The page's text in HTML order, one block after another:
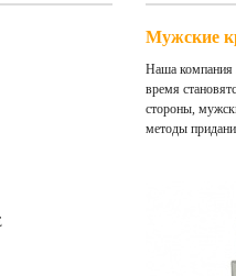
Мужские
Наша компания
время
стороны,
методы